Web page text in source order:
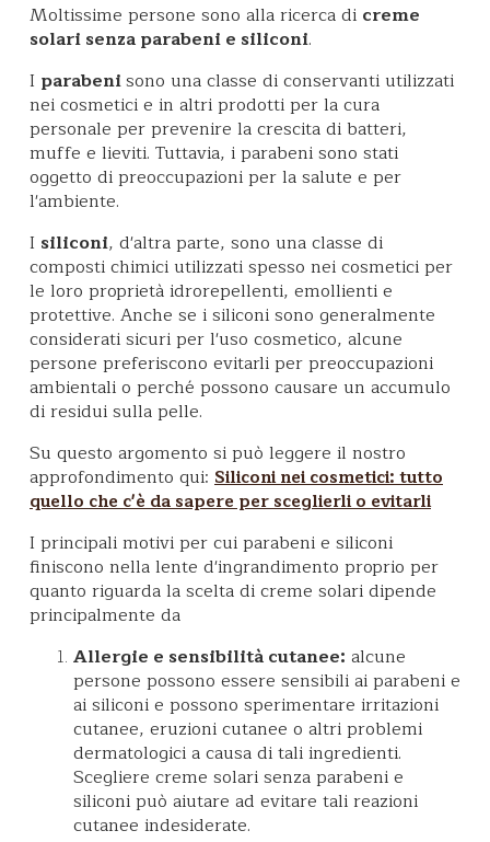
Moltissime persone sono alla ricerca di creme
solari senza parabeni e siliconi.
I parabenisono una classe di conservanti utilizzati
nei cosmetici e in altri prodotti per la cura
personale per prevenire la crescita di batteri,
muffe e lieviti. Tuttavia, i parabeni sono stati
oggetto di preoccupazioni per la salute e per
l'ambiente.
I siliconi, d'altra parte, sono una classe di
composti chimici utilizzati spesso nei cosmetici per
le loro proprietà idrorepellenti, emollienti e
protettive. Anche se i siliconi sono generalmente
considerati sicuri per l'uso cosmetico, alcune
persone preferiscono evitarli per preoccupazioni
ambientali o perché possono causare un accumulo
di residui sulla pelle.
Su questo argomento si può leggere il nostro
approfondimento qui: Siliconi nei cosmetici: tutto
quello che c'è da sapere per sceglierli o evitarli
I principali motivi per cui parabeni e siliconi
finiscono nella lente d'ingrandimento proprio per
quanto riguarda la scelta di creme solari dipende
principalmente da
Allergie e sensibilità cutanee: alcune
persone possono essere sensibili ai parabeni e
ai siliconi e possono sperimentare irritazioni
cutanee, eruzioni cutanee o altri problemi
dermatologici a causa di tali ingredienti.
Scegliere creme solari senza parabeni e
siliconi può aiutare ad evitare tali reazioni
cutanee indesiderate.